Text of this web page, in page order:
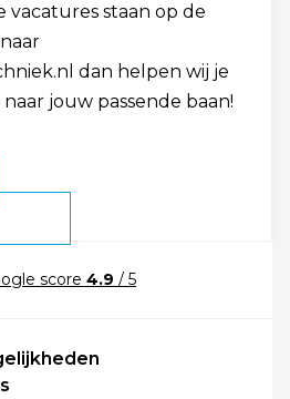
vacatures staan op de
dan helpen wij je
jouw passende baan!
score 4.9 / 5